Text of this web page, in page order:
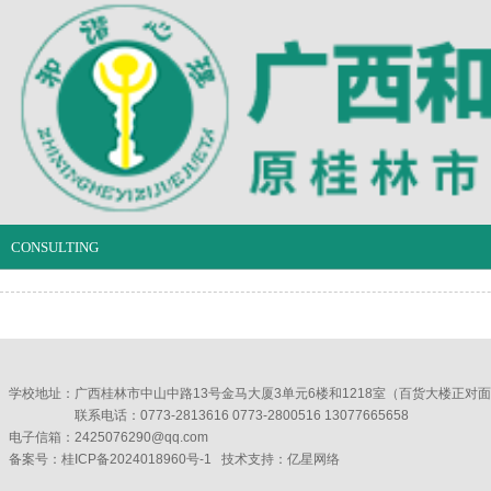
CONSULTING
学校地址： 广西桂林市中山中路13号金马大厦3单元6楼和1218室（百货大楼正对
联系电话：0773-2813616 0773-2800516 13077665658
电子信箱：2425076290@qq.com
备案号： 桂ICP备2024018960号-1 技术支持： 亿星网络